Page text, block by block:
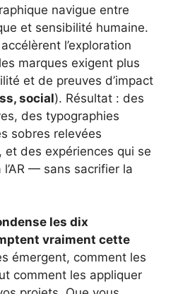
navigue entre
et sensibilité humaine.
l’exploration
marques exigent plus
et de preuves d’impact
social). Résultat : des
des typographies
sobres relevées
et des expériences qui se
— sans sacrifier la
les dix
vraiment cette
émergent, comment les
comment les appliquer